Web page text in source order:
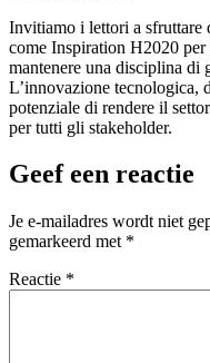
Invitiamo i lettori a sfruttare
come Inspiration H2020 per
mantenere una disciplina di
L’innovazione tecnologica,
potenziale di rendere il
per tutti gli stakeholder.
Geef een reactie
Je e-mailadres wordt niet
gemarkeerd met *
Reactie *